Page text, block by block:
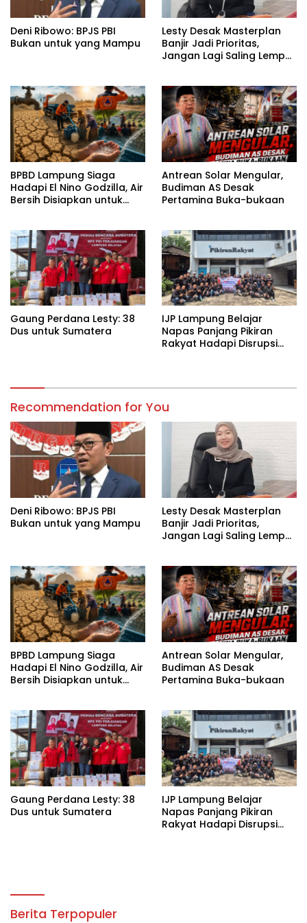
Deni Ribowo: BPJS PBI
Bukan untuk yang Mampu
Lesty Desak Masterplan
Banjir Jadi Prioritas,
Jangan Lagi Saling Lempar
BPBD Lampung Siaga
Hadapi El Nino Godzilla, Air
Bersih Disiapkan untuk
Antrean Solar Mengular,
Budiman AS Desak
Pertamina Buka-bukaan
Gaung Perdana Lesty: 38
Dus untuk Sumatera
IJP Lampung Belajar
Napas Panjang Pikiran
Rakyat Hadapi Disrupsi
Recommendation for You
Deni Ribowo: BPJS PBI
Bukan untuk yang Mampu
Lesty Desak Masterplan
Banjir Jadi Prioritas,
Jangan Lagi Saling Lempar
BPBD Lampung Siaga
Hadapi El Nino Godzilla, Air
Bersih Disiapkan untuk
Antrean Solar Mengular,
Budiman AS Desak
Pertamina Buka-bukaan
Gaung Perdana Lesty: 38
Dus untuk Sumatera
IJP Lampung Belajar
Napas Panjang Pikiran
Rakyat Hadapi Disrupsi
Berita Terpopuler